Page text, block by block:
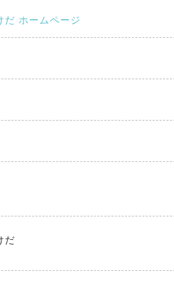
だ ホームページ
だ